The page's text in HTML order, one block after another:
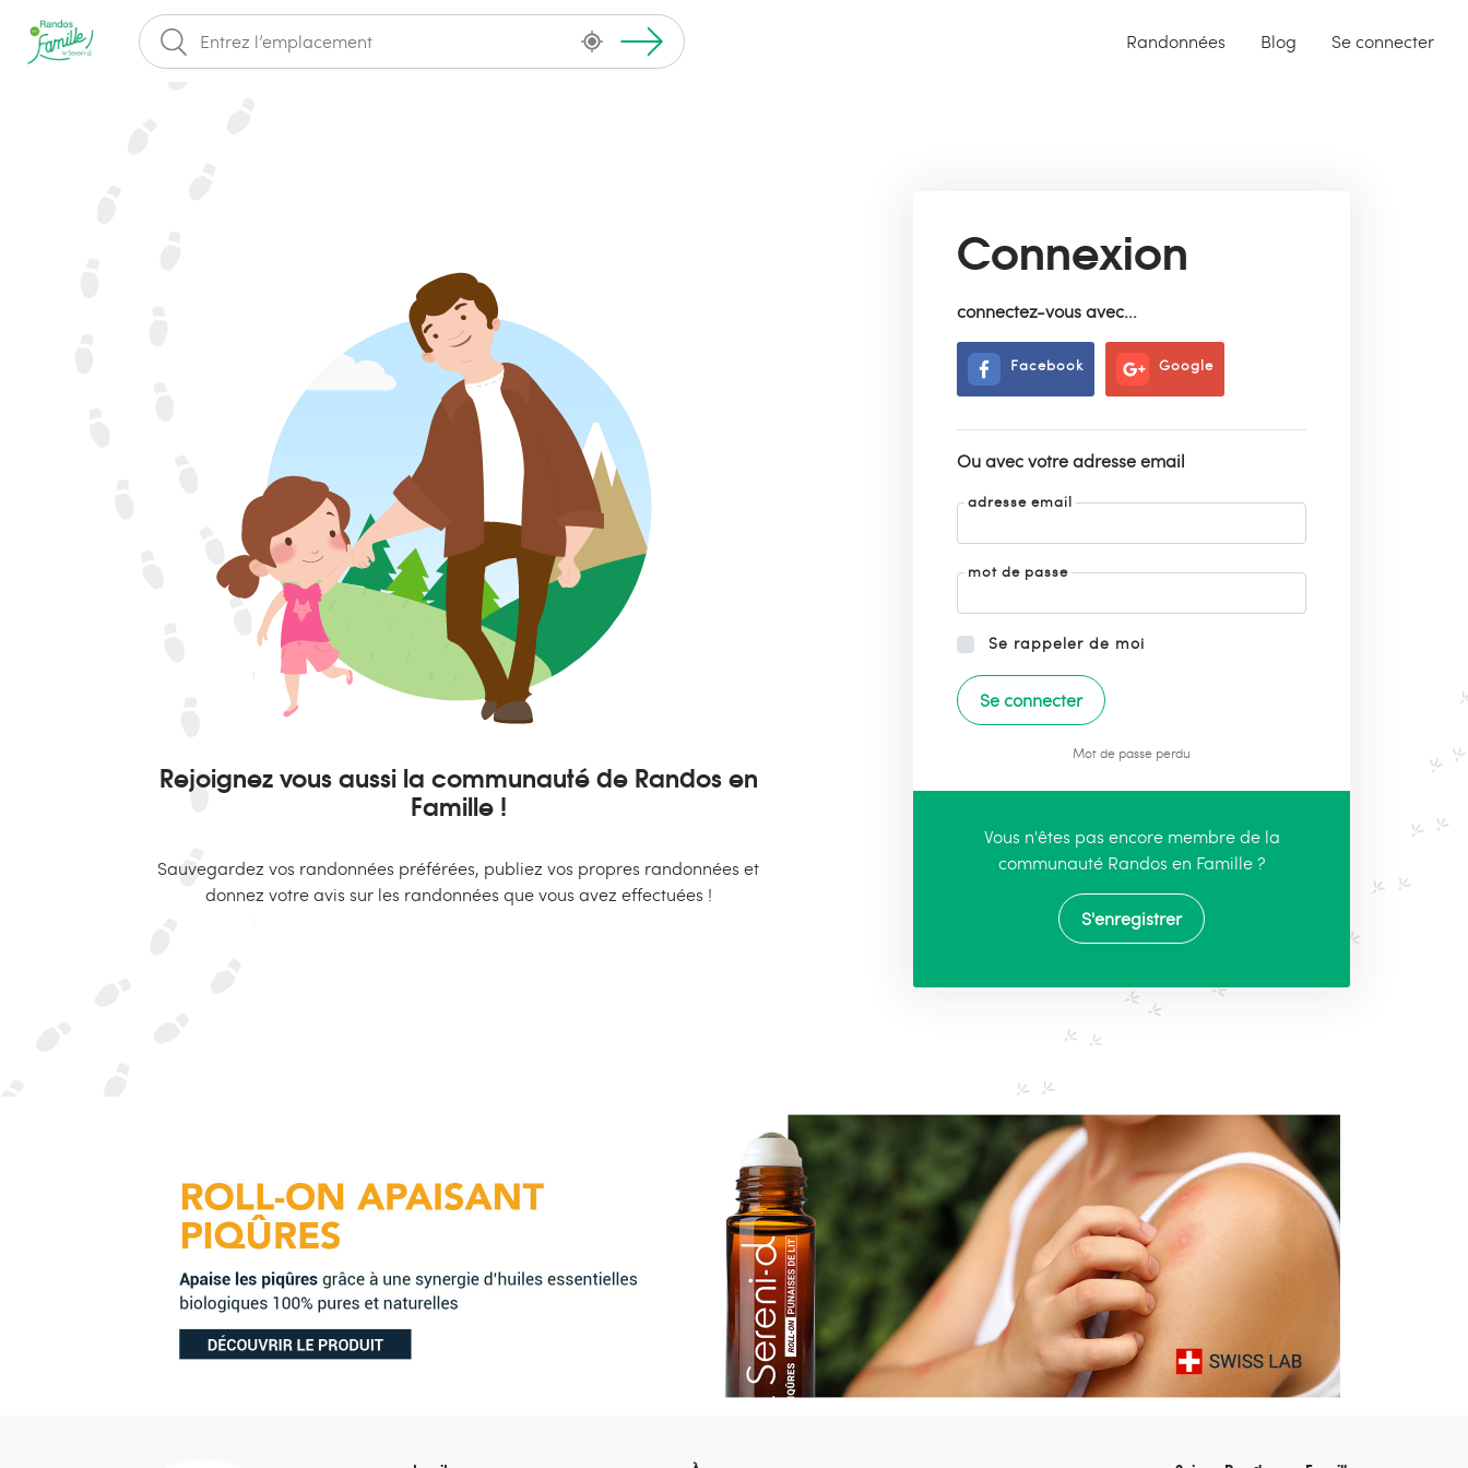
Randonnées Blog Se connecter
Rejoignez vous aussi la communauté de Randos en
Famille !
Sauvegardez vos randonnées préférées, publiez vos propres randonnées et
donnez votre avis sur les randonnées que vous avez effectuées !
Connexion
connectez-vous avec...
Facebook Google
Ou avec votre adresse email
adresse email
mot de passe
Se rappeler de moi
Mot de passe perdu
Vous n'êtes pas encore membre de la
communauté Randos en Famille ?
S'enregistrer